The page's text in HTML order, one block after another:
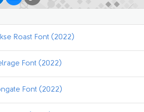
Roast Font (2022)
Font (2022)
Font (2022)